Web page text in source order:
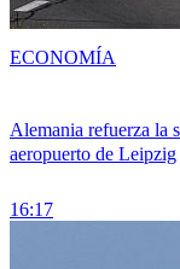
Alemania refuerza la
aeropuerto de Leipzig
16:17
ECONOMÍA